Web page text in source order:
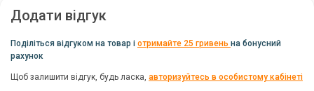
Матеріал: водонепроникний ПВХ
Кількість секцій: 1
Країна-виробник: Китай
Додати відгук
Поділіться відгуком на товар і отримайте 25 гривень на бонусний
рахунок
Щоб залишити відгук, будь ласка, авторизуйтесь в особистому кабінеті